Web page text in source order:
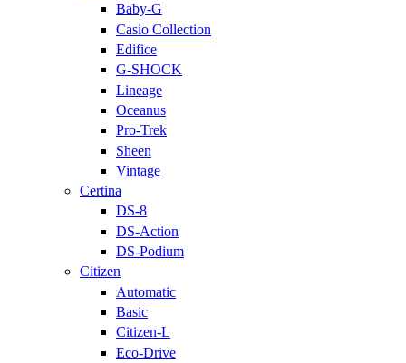
Baby-G
Casio Collection
Edifice
G-SHOCK
Lineage
Oceanus
Pro-Trek
Sheen
Vintage
Certina
DS-8
DS-Action
DS-Podium
Citizen
Automatic
Basic
Citizen-L
Eco-Drive